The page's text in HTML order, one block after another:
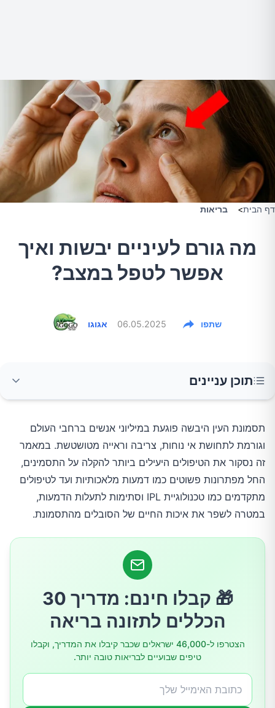
דף הבית> בריאות
מה גורם לעיניים יבשות ואיך
אפשר לטפל במצב?
אגוגו 06.05.2025 שתפו
תוכן עניינים
מהי תסמונת העין היבשה?
סימפטומים של עיניים יבשות
גורמים לתסמונת העין היבשה
2. תרופות במרשם
4. טיפול בבלוטות מייבומיאן
5. טיפול בסביבת העין
תסמונת העין היבשה פוגעת במיליוני אנשים ברחבי העולם
וגורמת לתחושת אי נוחות, צריבה וראייה מטושטשת. במאמר
זה נסקור את הטיפולים היעילים ביותר להקלה על התסמינים,
החל מפתרונות פשוטים כמו דמעות מלאכותיות ועד לטיפולים
מתקדמים כמו טכנולוגיית IPL וסתימות לתעלות הדמעות,
במטרה לשפר את איכות החיים של הסובלים מהתסמונת.
🎁 קבלו חינם: מדריך 30
הכללים לתזונה בריאה
הצטרפו ל-46,000 ישראלים שכבר קיבלו את המדריך, וקבלו
טיפים שבועיים לבריאות טובה יותר.